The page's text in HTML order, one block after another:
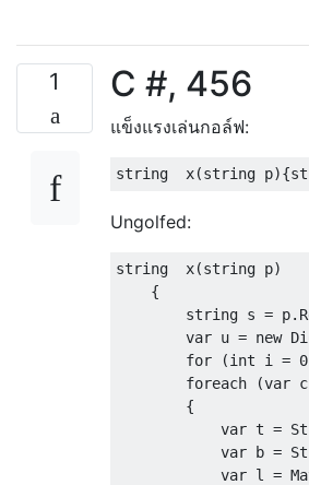
1 C #, 456
แข็งแรงเล่นกอล์ฟ:
Ungolfed:
string  x(string p)
    {
string s =
var u = new
for (int i
foreach (var
        {
var t =
var b =
var l =